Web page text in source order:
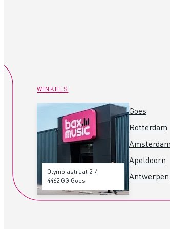
WINKELS
Olympiastraat 2-4
4462 GG Goes
Goes
Rotterdam
Amsterdam
Apeldoorn
Antwerpen